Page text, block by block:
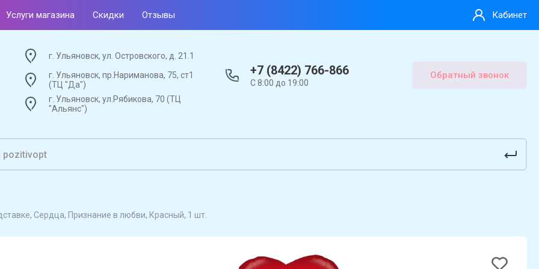
Услуги магазина Скидки Отзывы Кабинет
г. Ульяновск, ул. Островского, д. 21.1
г. Ульяновск, пр.Нариманова, 75, ст1
(ТЦ "Да")
г. Ульяновск, ул.Рябикова, 70 (ТЦ
"Альянс")
+7 (8422) 766-866
С 8:00 до 19:00
Обратный звонок
Сердца, Признание в любви, Красный, 1 шт.